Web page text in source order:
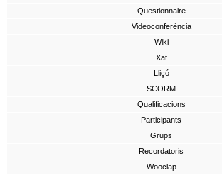
Questionnaire
Videoconferència
Wiki
Xat
Lliçó
SCORM
Qualificacions
Participants
Grups
Recordatoris
Wooclap